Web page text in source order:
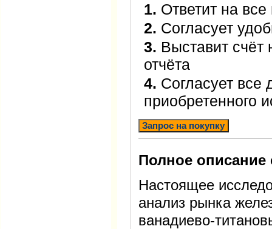
1. Ответит на
2. Согласует
3. Выставит счёт
отчёта
4. Согласует все
приобретенного
Запрос на покупку
Полное описание
Настоящее
анализ рынка
ванадиево-